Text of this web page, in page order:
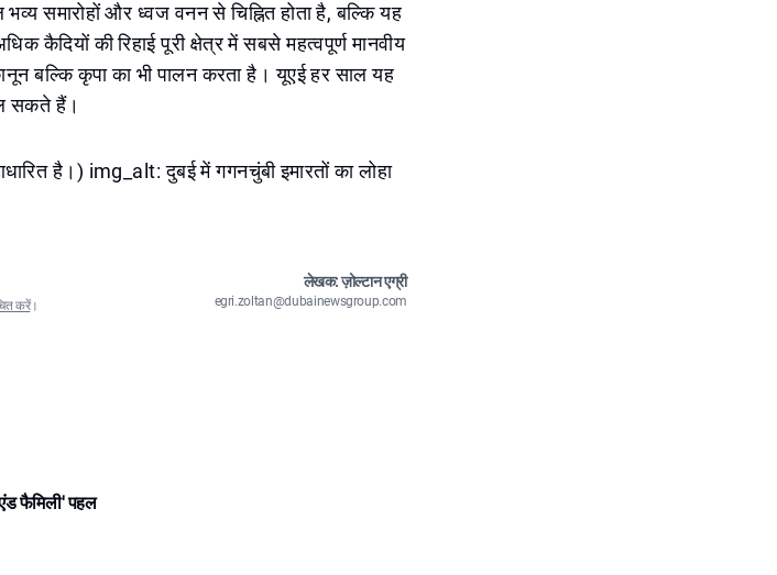
समारोहों और ध्वज वनन से चिह्नित होता है, बल्कि यह
कैदियों की रिहाई पूरी क्षेत्र में सबसे महत्वपूर्ण मानवीय
बल्कि कृपा का भी पालन करता है। यूएई हर साल यह
सकते हैं।
है।) img_alt: दुबई में गगनचुंबी इमारतों का लोहा
करें।
लेखक: ज़ोल्टान एग्री
egri.zoltan@dubainewsgroup.com
फैमिली' पहल